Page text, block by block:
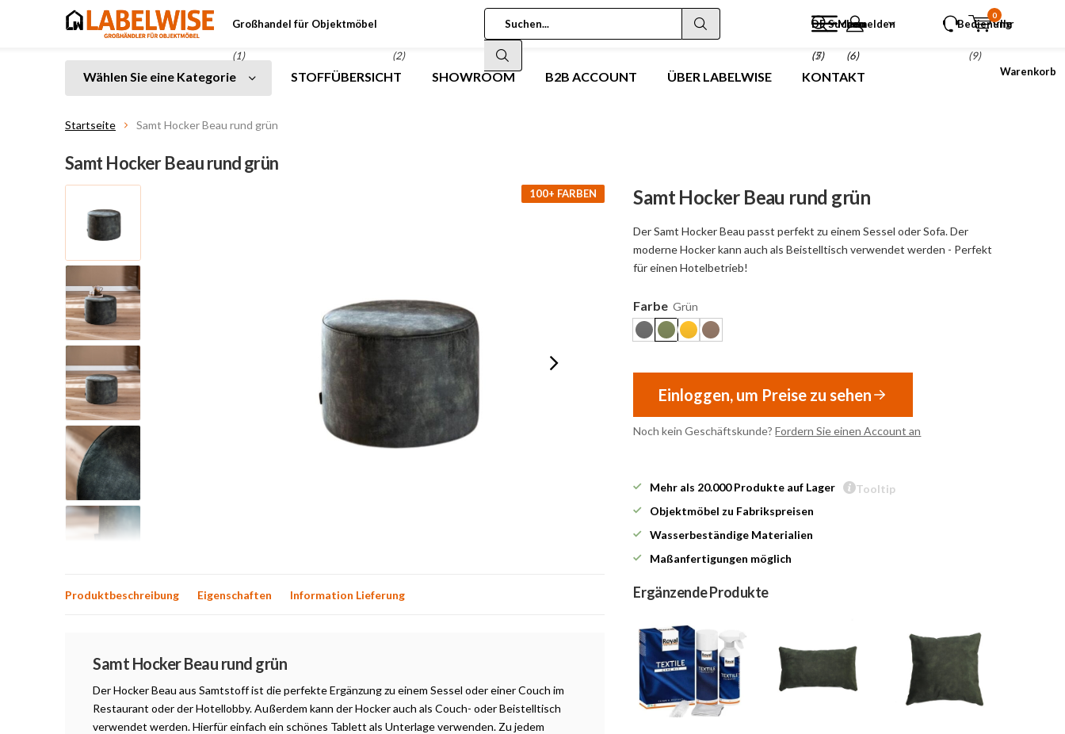
Großhandel für Objektmöbel
(1) (2)
DE Suchen
(5)
anmelden
(6)
Menu
(7)
Bedienung
Ihr
Warenkorb
0
(9)
Wählen Sie eine Kategorie STOFFÜBERSICHT SHOWROOM B2B ACCOUNT ÜBER LABELWISE KONTAKT
Startseite Samt Hocker Beau rund grün
Samt Hocker Beau rund grün
100+ FARBEN Samt Hocker Beau rund grün
Der Samt Hocker Beau passt perfekt zu einem Sessel oder Sofa. Der
moderne Hocker kann auch als Beistelltisch verwendet werden - Perfekt
für einen Hotelbetrieb!
Farbe Grün
Einloggen, um Preise zu sehen
Noch kein Geschäftskunde?Fordern Sie einen Account an
Mehr als 20.000 Produkte auf Lager
Tooltip
Objektmöbel zu Fabrikspreisen
Wasserbeständige Materialien
Maßanfertigungen möglich
Produktbeschreibung Eigenschaften Information Lieferung
Samt Hocker Beau rund grün
Der Hocker Beau aus Samtstoff ist die perfekte Ergänzung zu einem Sessel oder einer Couch im
Restaurant oder der Hotellobby. Außerdem kann der Hocker auch als Couch- oder Beistelltisch
verwendet werden. Hierfür einfach ein schönes Tablett als Unterlage verwenden. Zu jedem
Ergänzende Produkte